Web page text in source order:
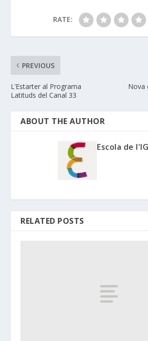
RATE:
PREVIOUS
L’Estarter al Programa
Latituds del Canal 33
Nova
ABOUT THE AUTHOR
Escola de
RELATED POSTS